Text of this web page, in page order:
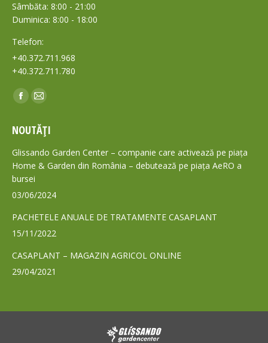
Sâmbăta: 8:00 - 21:00
Duminica: 8:00 - 18:00
Telefon:
+40.372.711.968
+40.372.711.780
Find us on:
Facebook
opens
in
new
window
Mail
opens
in
new
NOUTĂȚI
Glissando Garden Center – companie care activează pe piața
Home & Garden din România – debutează pe piața AeRO a
bursei
03/06/2024
PACHETELE ANUALE DE TRATAMENTE CASAPLANT
15/11/2022
CASAPLANT – MAGAZIN AGRICOL ONLINE
29/04/2021